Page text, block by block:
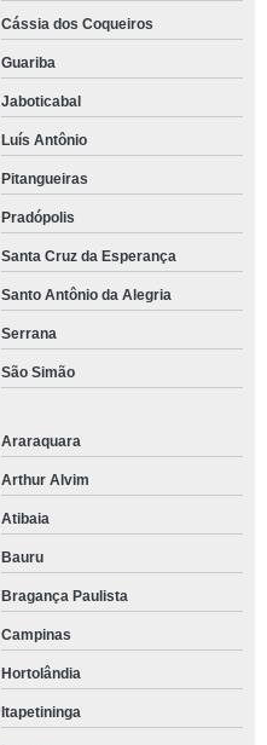
Cássia dos Coqueiros
Guariba
Jaboticabal
Luís Antônio
Pitangueiras
Pradópolis
Santa Cruz da Esperança
Santo Antônio da Alegria
Serrana
São Simão
Araraquara
Arthur Alvim
Atibaia
Bauru
Bragança Paulista
Campinas
Hortolândia
Itapetininga